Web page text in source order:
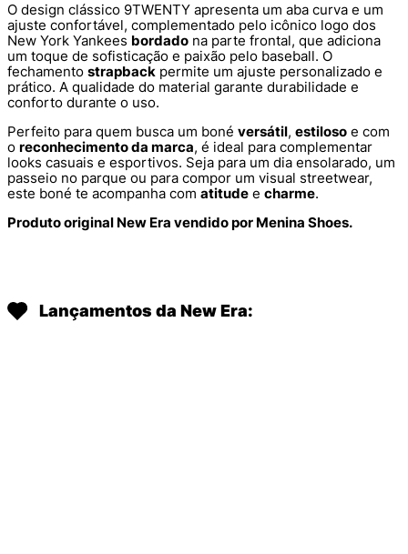
O design clássico 9TWENTY apresenta um aba curva e um
ajuste confortável, complementado pelo icônico logo dos
New York Yankees bordado na parte frontal, que adiciona
um toque de sofisticação e paixão pelo baseball. O
fechamento strapback permite um ajuste personalizado e
prático. A qualidade do material garante durabilidade e
conforto durante o uso.
Perfeito para quem busca um boné versátil, estiloso e com
o reconhecimento da marca, é ideal para complementar
looks casuais e esportivos. Seja para um dia ensolarado, um
passeio no parque ou para compor um visual streetwear,
este boné te acompanha com atitude e charme.
Produto original New Era vendido por Menina Shoes.
Lançamentos da New Era: